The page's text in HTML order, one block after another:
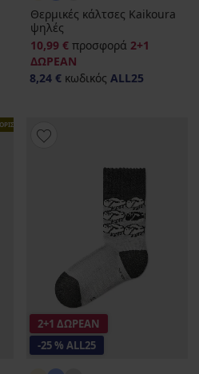
Θερμικές κάλτσες Kaikoura
ψηλές
10,99 € προσφορά 2+1
ΔΩΡΕΑΝ
8,24 € κωδικός ALL25
2+1 ΔΩΡΕΑΝ
-25 % ALL25